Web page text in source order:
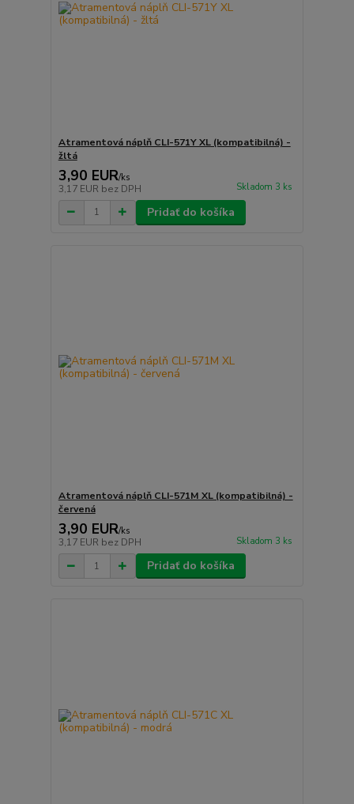
Atramentová náplň CLI-571Y XL (kompatibilná) -
žltá
3,90 EUR/ks
3,17 EUR bez DPH Skladom 3 ks
Pridať do košíka
Atramentová náplň CLI-571M XL (kompatibilná) -
červená
3,90 EUR/ks
3,17 EUR bez DPH Skladom 3 ks
Pridať do košíka